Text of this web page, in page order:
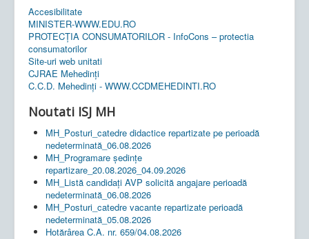
Accesibilitate
MINISTER-WWW.EDU.RO
PROTECȚIA CONSUMATORILOR - InfoCons – protectia
consumatorilor
Site-uri web unitati
CJRAE Mehedinți
C.C.D. Mehedinţi - WWW.CCDMEHEDINTI.RO
Noutati ISJ MH
MH_Posturi_catedre didactice repartizate pe perioadă
nedeterminată_06.08.2026
MH_Programare ședințe
repartizare_20.08.2026_04.09.2026
MH_Listă candidați AVP solicită angajare perioadă
nedeterminată_06.08.2026
MH_Posturi_catedre vacante repartizate perioadă
nedeterminată_05.08.2026
Hotărârea C.A. nr. 659/04.08.2026